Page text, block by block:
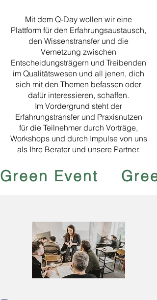
Mit dem Q-Day wollen wir eine
Plattform für den Erfahrungsaustausch,
den Wissenstransfer und die
Vernetzung zwischen
Entscheidungsträgern und Treibenden
im Qualitätswesen und all jenen, dich
sich mit den Themen befassen oder
dafür interessieren, schaffen.
Im Vordergrund steht der
Erfahrungstransfer und Praxisnutzen
für die Teilnehmer durch Vorträge,
Workshops und durch Impulse von uns
als Ihre Berater und unsere Partner.
Green Event